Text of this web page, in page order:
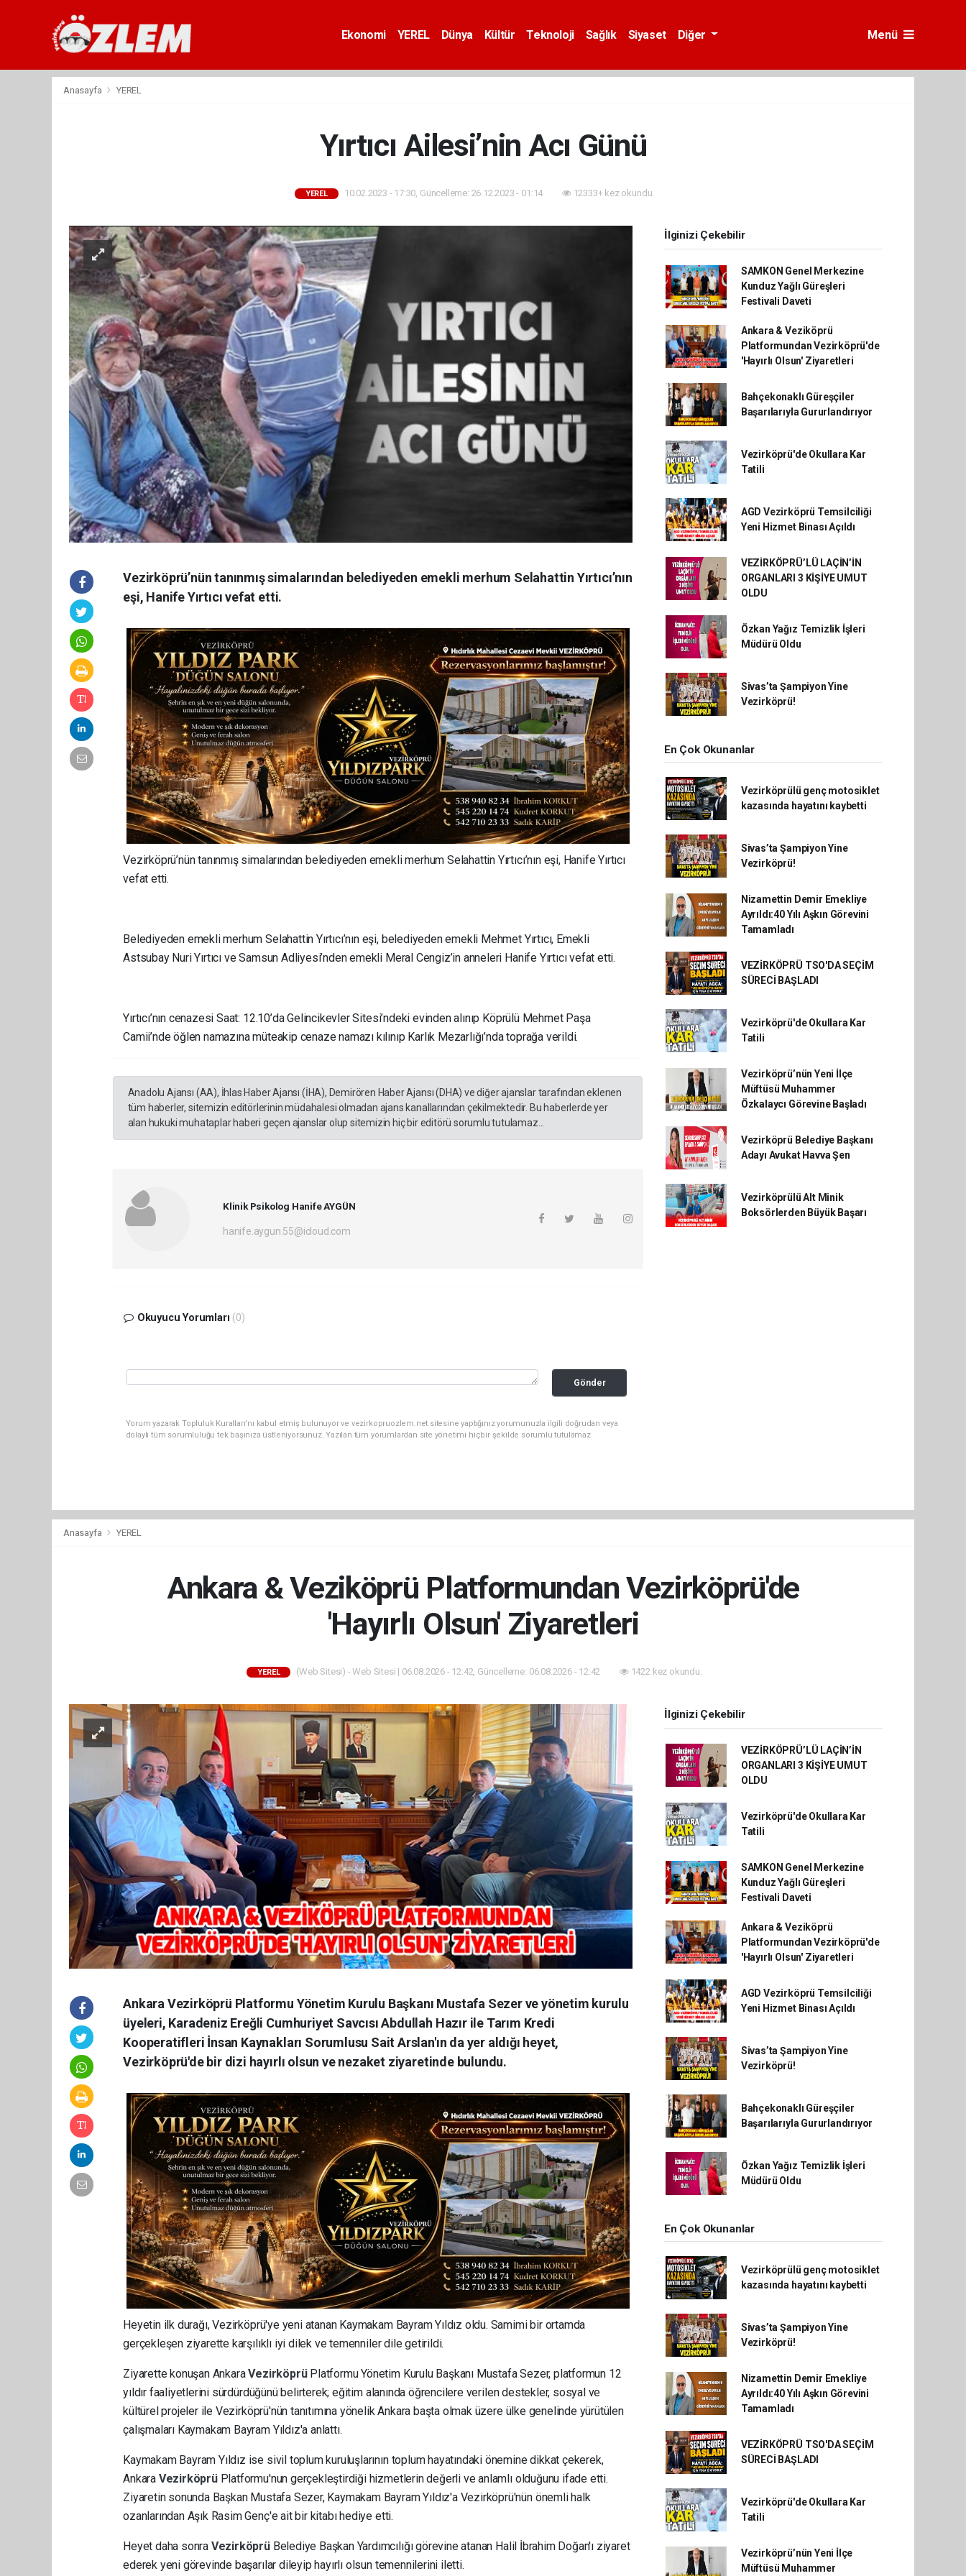
Ekonomi YEREL Dünya Kültür Teknoloji Sağlık Siyaset Diğer Menü
Anasayfa YEREL
Yırtıcı Ailesi’nin Acı Günü
YEREL 10.02.2023 - 17:30, Güncelleme: 26.12.2023 - 01:14 12333+ kez okundu.
Vezirköprü’nün tanınmış simalarından belediyeden emekli merhum Selahattin Yırtıcı’nın
eşi, Hanife Yırtıcı vefat etti.
Vezirköprü’nün tanınmış simalarından belediyeden emekli merhum Selahattin Yırtıcı’nın eşi, Hanife Yırtıcı
vefat etti.
Belediyeden emekli merhum Selahattin Yırtıcı’nın eşi, belediyeden emekli Mehmet Yırtıcı, Emekli
Astsubay Nuri Yırtıcı ve Samsun Adliyesi’nden emekli Meral Cengiz’in anneleri Hanife Yırtıcı vefat etti.
Yırtıcı’nın cenazesi Saat: 12.10’da Gelincikevler Sitesi’ndeki evinden alınıp Köprülü Mehmet Paşa
Camii’nde öğlen namazına müteakip cenaze namazı kılınıp Karlık Mezarlığı’nda toprağa verildi.
Anadolu Ajansı (AA), İhlas Haber Ajansı (İHA), Demirören Haber Ajansı (DHA) ve diğer ajanslar tarafından eklenen
tüm haberler, sitemizin editörlerinin müdahalesi olmadan ajans kanallarından çekilmektedir. Bu haberlerde yer
alan hukuki muhataplar haberi geçen ajanslar olup sitemizin hiç bir editörü sorumlu tutulamaz...
Klinik Psikolog Hanife AYGÜN
hanife.aygun.55@icloud.com
Okuyucu Yorumları (0)
Gönder
Yorum yazarak Topluluk Kuralları’nı kabul etmiş bulunuyor ve vezirkopruozlem.net sitesine yaptığınız yorumunuzla ilgili doğrudan veya
dolaylı tüm sorumluluğu tek başınıza üstleniyorsunuz. Yazılan tüm yorumlardan site yönetimi hiçbir şekilde sorumlu tutulamaz.
İlginizi Çekebilir
SAMKON Genel Merkezine
Kunduz Yağlı Güreşleri
Festivali Daveti
Ankara & Veziköprü
Platformundan Vezirköprü'de
'Hayırlı Olsun' Ziyaretleri
Bahçekonaklı Güreşçiler
Başarılarıyla Gururlandırıyor
Vezirköprü'de Okullara Kar
Tatili
AGD Vezirköprü Temsilciliği
Yeni Hizmet Binası Açıldı
VEZİRKÖPRÜ’LÜ LAÇİN’İN
ORGANLARI 3 KİŞİYE UMUT
OLDU
Özkan Yağız Temizlik İşleri
Müdürü Oldu
Sivas’ta Şampiyon Yine
Vezirköprü!
En Çok Okunanlar
Vezirköprülü genç motosiklet
kazasında hayatını kaybetti
Sivas’ta Şampiyon Yine
Vezirköprü!
Nizamettin Demir Emekliye
Ayrıldı:40 Yılı Aşkın Görevini
Tamamladı
VEZİRKÖPRÜ TSO'DA SEÇİM
SÜRECİ BAŞLADI
Vezirköprü'de Okullara Kar
Tatili
Vezirköprü’nün Yeni İlçe
Müftüsü Muhammer
Özkalaycı Görevine Başladı
Vezirköprü Belediye Başkanı
Adayı Avukat Havva Şen
Vezirköprülü Alt Minik
Boksörlerden Büyük Başarı
Anasayfa YEREL
Ankara & Veziköprü Platformundan Vezirköprü'de
'Hayırlı Olsun' Ziyaretleri
YEREL (Web Sitesi) - Web Sitesi | 06.08.2026 - 12:42, Güncelleme: 06.08.2026 - 12:42 1422 kez okundu.
Ankara Vezirköprü Platformu Yönetim Kurulu Başkanı Mustafa Sezer ve yönetim kurulu
üyeleri, Karadeniz Ereğli Cumhuriyet Savcısı Abdullah Hazır ile Tarım Kredi
Kooperatifleri İnsan Kaynakları Sorumlusu Sait Arslan'ın da yer aldığı heyet,
Vezirköprü'de bir dizi hayırlı olsun ve nezaket ziyaretinde bulundu.
Heyetin ilk durağı, Vezirköprü'ye yeni atanan Kaymakam Bayram Yıldız oldu. Samimi bir ortamda
gerçekleşen ziyarette karşılıklı iyi dilek ve temenniler dile getirildi.
Ziyarette konuşan AnkaraVezirköprü Platformu Yönetim Kurulu Başkanı Mustafa Sezer, platformun 12
yıldır faaliyetlerini sürdürdüğünü belirterek; eğitim alanında öğrencilere verilen destekler, sosyal ve
kültürel projeler ile Vezirköprü'nün tanıtımına yönelik Ankara başta olmak üzere ülke genelinde yürütülen
çalışmaları Kaymakam Bayram Yıldız'a anlattı.
Kaymakam Bayram Yıldız ise sivil toplum kuruluşlarının toplum hayatındaki önemine dikkat çekerek,
Ankara Vezirköprü Platformu'nun gerçekleştirdiği hizmetlerin değerli ve anlamlı olduğunu ifade etti.
Ziyaretin sonunda Başkan Mustafa Sezer, Kaymakam Bayram Yıldız'a Vezirköprü'nün önemli halk
ozanlarından Aşık Rasim Genç'e ait bir kitabı hediye etti.
Heyet daha sonra Vezirköprü Belediye Başkan Yardımcılığı görevine atanan Halil İbrahim Doğan'ı ziyaret
ederek yeni görevinde başarılar dileyip hayırlı olsun temennilerini iletti.
İlginizi Çekebilir
VEZİRKÖPRÜ’LÜ LAÇİN’İN
ORGANLARI 3 KİŞİYE UMUT
OLDU
Vezirköprü'de Okullara Kar
Tatili
SAMKON Genel Merkezine
Kunduz Yağlı Güreşleri
Festivali Daveti
Ankara & Veziköprü
Platformundan Vezirköprü'de
'Hayırlı Olsun' Ziyaretleri
AGD Vezirköprü Temsilciliği
Yeni Hizmet Binası Açıldı
Sivas’ta Şampiyon Yine
Vezirköprü!
Bahçekonaklı Güreşçiler
Başarılarıyla Gururlandırıyor
Özkan Yağız Temizlik İşleri
Müdürü Oldu
En Çok Okunanlar
Vezirköprülü genç motosiklet
kazasında hayatını kaybetti
Sivas’ta Şampiyon Yine
Vezirköprü!
Nizamettin Demir Emekliye
Ayrıldı:40 Yılı Aşkın Görevini
Tamamladı
VEZİRKÖPRÜ TSO'DA SEÇİM
SÜRECİ BAŞLADI
Vezirköprü'de Okullara Kar
Tatili
Vezirköprü’nün Yeni İlçe
Müftüsü Muhammer